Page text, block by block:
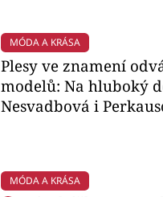
MÓDA A KRÁSA
Plesy ve znamení
modelů: Na hluboký
Nesvadbová i
MÓDA A KRÁSA